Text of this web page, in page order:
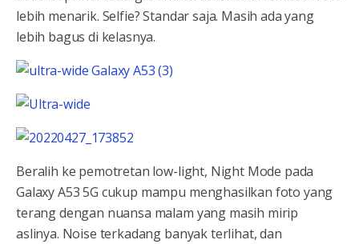
lebih menarik. Selfie? Standar saja. Masih ada yang
lebih bagus di kelasnya.
Beralih ke pemotretan low-light, Night Mode pada
Galaxy A53 5G cukup mampu menghasilkan foto yang
terang dengan nuansa malam yang masih mirip
aslinya. Noise terkadang banyak terlihat, dan